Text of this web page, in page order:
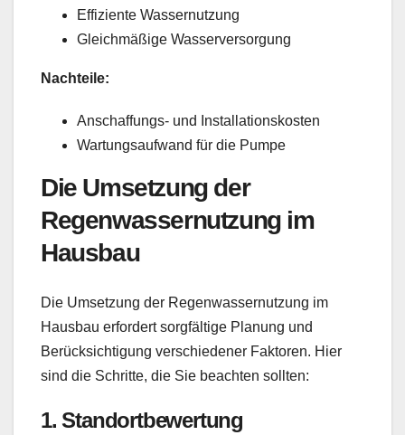
Effiziente Wassernutzung
Gleichmäßige Wasserversorgung
Nachteile:
Anschaffungs- und Installationskosten
Wartungsaufwand für die Pumpe
Die Umsetzung der
Regenwassernutzung im
Hausbau
Die Umsetzung der Regenwassernutzung im
Hausbau erfordert sorgfältige Planung und
Berücksichtigung verschiedener Faktoren. Hier
sind die Schritte, die Sie beachten sollten:
1.Standortbewertung